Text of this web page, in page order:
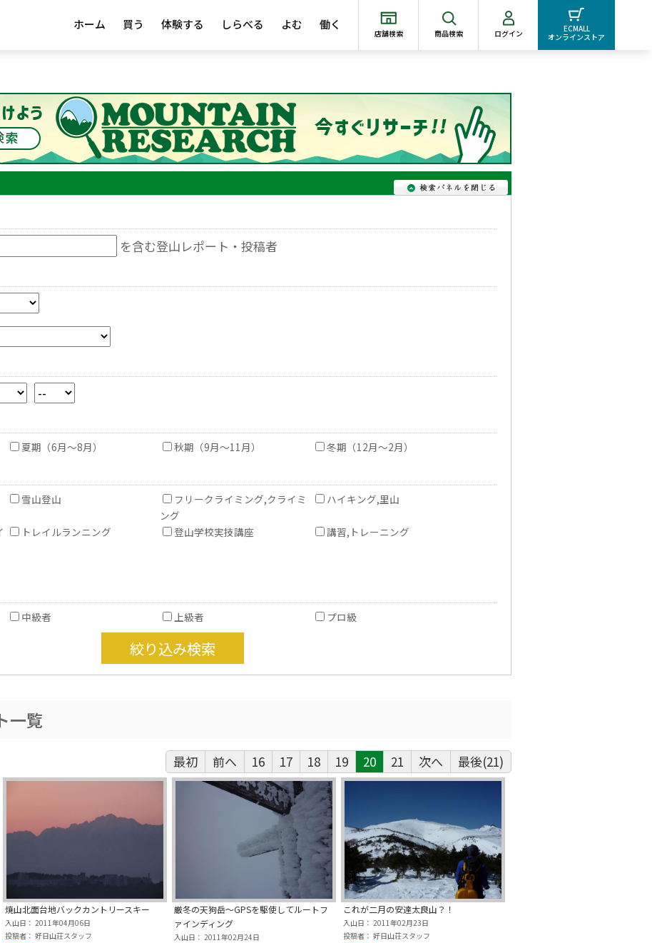
ホーム 買う 体験する しらべる よむ 働く
店舗検索 商品検索 ログイン
ECMALL
オンラインストア
を含む登山レポート・投稿者
夏期（6月～8月） 秋期（9月～11月） 冬期（12月～2月）
雪山登山
フリークライミング,クライミ
ング
ハイキング,里山
トレイルランニング 登山学校実技講座 講習,トレーニング
中級者 上級者 プロ級
絞り込み検索
一覧
最初 前へ 16 17 18 19 20 21 次へ 最後(21)
焼山北面台地バックカントリースキー
入山日： 2011年04月06日
投稿者： 好日山荘スタッフ
厳冬の天狗岳～GPSを駆使してルートフ
ァインディング
入山日： 2011年02月24日
これが二月の安達太良山？！
入山日： 2011年02月23日
投稿者： 好日山荘スタッフ